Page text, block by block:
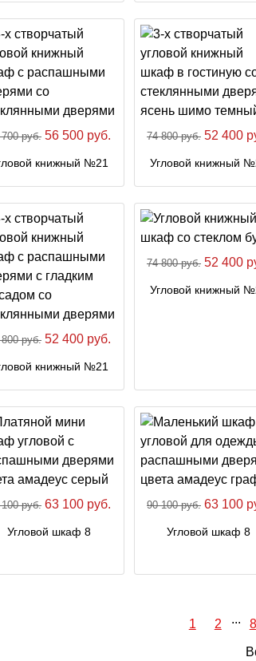
руб. 56 500 руб.
книжный №21
74 800 руб. 52 400
Угловой книжный
руб. 52 400 руб.
книжный №21
74 800 руб. 52 400
Угловой книжный
руб. 63 100 руб.
Угловой шкаф 8
90 100 руб. 63 100
Угловой шкаф 8
1 2 ... 8